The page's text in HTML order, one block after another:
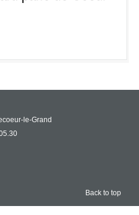
Back to top
le-Grand